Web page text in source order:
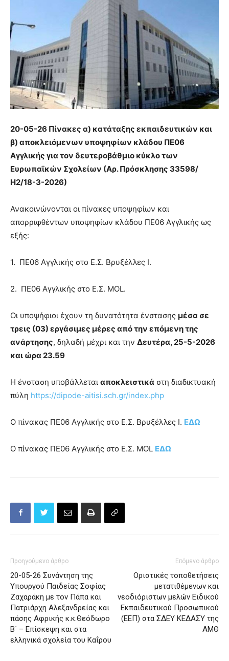
20-05-26 Πίνακες α) κατάταξης εκπαιδευτικών και
β) αποκλειόμενων υποψηφίων κλάδου ΠΕ06
Αγγλικής για τον δευτεροβάθμιο κύκλο των
Ευρωπαϊκών Σχολείων (Αρ. Πρόσκλησης 33598/
Η2/18-3-2026)
Ανακοινώνονται οι πίνακες υποψηφίων και
απορριφθέντων υποψηφίων κλάδου ΠΕ06 Αγγλικής ως
εξής:
1. ΠΕ06 Αγγλικής στο Ε.Σ. Βρυξέλλες Ι.
2. ΠΕ06 Αγγλικής στο Ε.Σ. MOL.
Οι υποψήφιοι έχουν τη δυνατότητα ένστασης μέσα σε
τρεις (03) εργάσιμες μέρες από την επόμενη της
ανάρτησης, δηλαδή μέχρι και την Δευτέρα, 25-5-2026
και ώρα 23.59
Η ένσταση υποβάλλεται αποκλειστικά στη διαδικτυακή
πύλη https://dipode-aitisi.sch.gr/index.php
Ο πίνακας ΠΕ06 Αγγλικής στο Ε.Σ. Βρυξέλλες Ι. ΕΔΩ
Ο πίνακας ΠΕ06 Αγγλικής στο Ε.Σ. MOL ΕΔΩ
Προηγούμενο άρθρο
20-05-26 Συνάντηση της
Υπουργού Παιδείας Σοφίας
Ζαχαράκη με τον Πάπα και
Πατριάρχη Αλεξανδρείας και
πάσης Αφρικής κ.κ.Θεόδωρο
Β΄ – Επίσκεψη και στα
ελληνικά σχολεία του Καΐρου
Επόμενο άρθρο
Οριστικές τοποθετήσεις
μετατιθέμενων και
νεοδιόριστων μελών Ειδικού
Εκπαιδευτικού Προσωπικού
(ΕΕΠ) στα ΣΔΕΥ ΚΕΔΑΣΥ της
ΑΜΘ